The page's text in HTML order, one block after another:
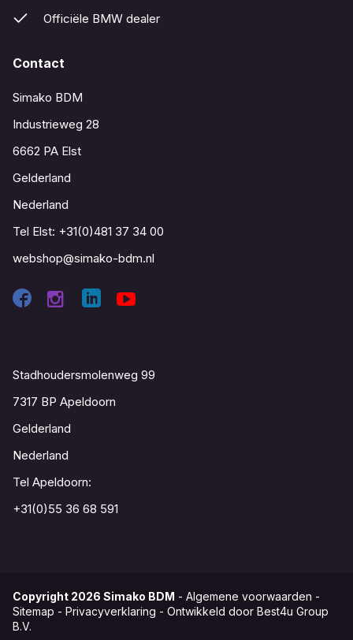
Officiële BMW dealer
Contact
Simako BDM
Industrieweg 28
6662 PA Elst
Gelderland
Nederland
Tel Elst: +31(0)481 37 34 00
webshop@simako-bdm.nl
Stadhoudersmolenweg 99
7317 BP Apeldoorn
Gelderland
Nederland
Tel Apeldoorn:
+31(0)55 36 68 591
Copyright 2026 Simako BDM - Algemene voorwaarden -
Sitemap - Privacyverklaring - Ontwikkeld door Best4u Group
B.V.